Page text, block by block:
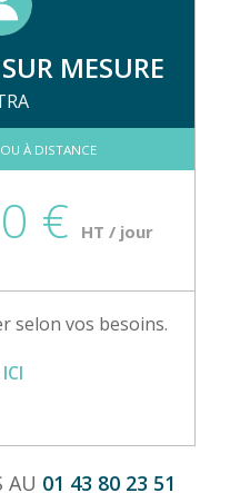
MESURE
À DISTANCE
€ HT / jour
selon vos besoins.
ICI
AU 01 43 80 23 51